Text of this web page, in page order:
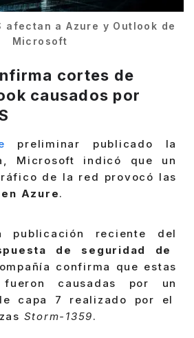
afectan a Azure y Outlook de
Microsoft
cortes de
causados por
preliminar publicado la
Microsoft indicó que un
de la red provocó las
Azure.
publicación reciente del
de seguridad de
confirma que estas
fueron causadas por un
capa 7 realizado por el
Storm-1359.